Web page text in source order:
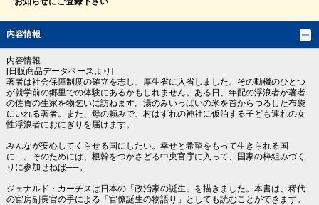
内容情報
内容情報
[日販商品データベースより]
著者は社会保障制度の確立を志し、厚生省に入省しました。その動機のひとつ
が就学前の郷里での体験にあるかもしれません。ある日、年配の浮浪者が著者
の佐賀の生家を物乞いに訪ねます。湯のみいっぱいの米を首からつるした布袋
にいれる著者。また、母の頼みで、村はずれの神社に仮泊する子ども連れの女
性浮浪者におにぎりを届けます。
みんなが安心してくらせる国にしたい。幸せと希望をもって生きられる国
に…。そのためには、根幹をつかさどる中央官庁に入って、国家の枠組みづく
りに参加せねば──。
ジェナルド・カーチスは日本の「政治家の誕生」を描きました。本書は、稀代
の官房副長官の手による「官僚誕生の物語り」としても読むことができます。